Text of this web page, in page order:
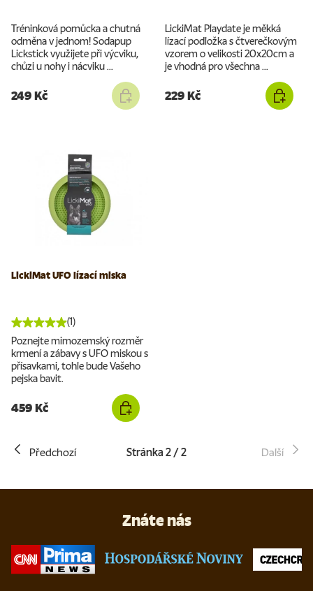
Tréninková pomůcka a chutná
odměna v jednom! Sodapup
Lickstick využijete při výcviku,
chůzi u nohy i nácviku ...
249 Kč
LickiMat Playdate je měkká
lízací podložka s čtverečkovým
vzorem o velikosti 20x20cm a
je vhodná pro všechna ...
229 Kč
LickiMat UFO lízací miska
(1)
Poznejte mimozemský rozměr
krmení a zábavy s UFO miskou s
přísavkami, tohle bude Vašeho
pejska bavit.
459 Kč
Předchozí Stránka 2 / 2 Další
Znáte nás